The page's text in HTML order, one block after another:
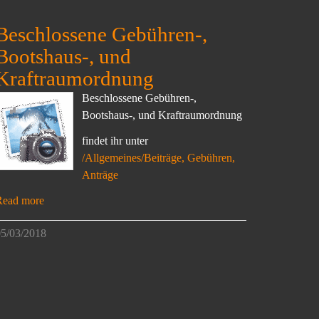
Gebühren-,
, und
Beschlossene Gebühren-,
Bootshaus-, und Kraftraumordnung
findet ihr unter
/Allgemeines/Beiträge, Gebühren,
Anträge
more
03/2018